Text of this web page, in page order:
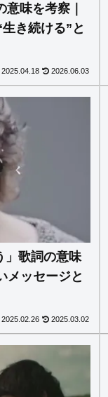
味を考察｜
き続ける”と
2025.04.18 2026.06.03
」歌詞の意味
メッセージと
2025.02.26 2025.03.02